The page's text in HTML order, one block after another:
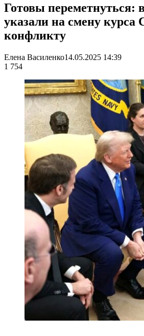
Готовы переметнуться:
указали на смену
конфликту
Елена Василенко14.05.2025 14:39
1 754